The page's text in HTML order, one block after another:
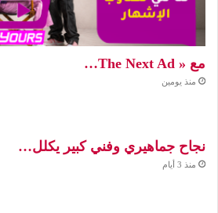
مع « The Next Ad…
منذ يومين
نجاح جماهيري وفني كبير يكلل…
منذ 3 أيام